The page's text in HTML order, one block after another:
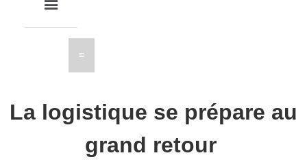
La logistique se prépare au
grand retour